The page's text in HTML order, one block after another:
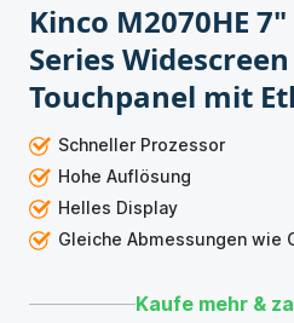
Kinco M2070HE
Series
Touchpanel mit
Schneller Prozessor
Hohe Auflösung
Helles Display
Gleiche Abmessungen wie
Kaufe mehr &